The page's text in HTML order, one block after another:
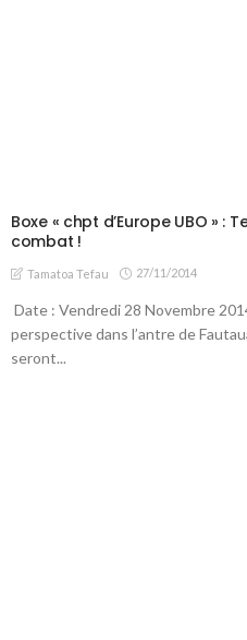
Boxe « chpt d’Europe UBO » :
combat !
Tamatoa Tefau 27/11/2014
Date : Vendredi 28 Novembre
perspective dans l’antre de
seront...